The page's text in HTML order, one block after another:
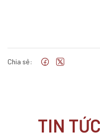
Chia sẻ:
TIN TỨC